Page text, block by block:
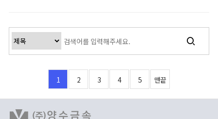
1 2 3 4 5 맨끝